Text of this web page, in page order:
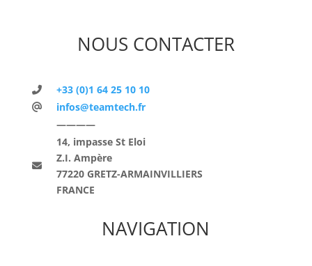
NOUS CONTACTER
+33 (0)1 64 25 10 10
infos@teamtech.fr
————
14, impasse St Eloi
Z.I. Ampère
77220 GRETZ-ARMAINVILLIERS
FRANCE
NAVIGATION